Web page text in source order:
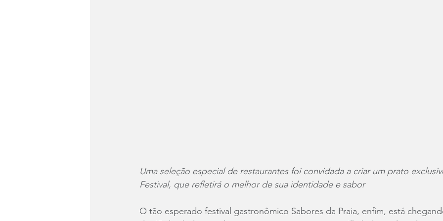
Uma seleção especial de restaurantes foi convidada a criar um prato
Festival, que refletirá o melhor de sua identidade e sabor
O tão esperado festival gastronômico Sabores da Praia, enfim, está